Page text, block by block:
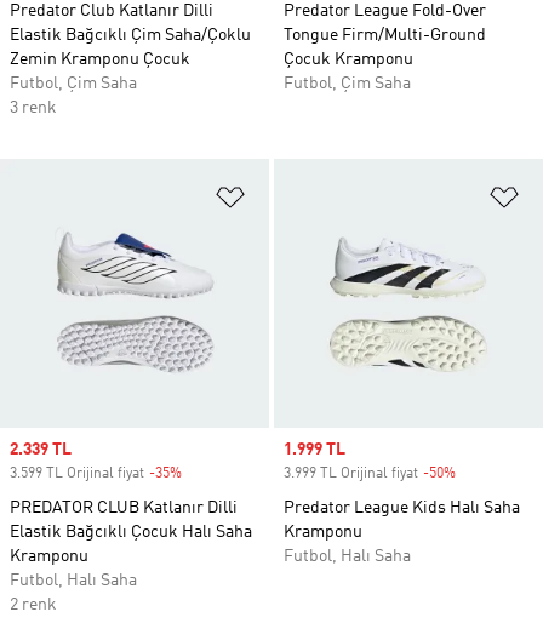
Predator Club Katlanır Dilli
Elastik Bağcıklı Çim Saha/Çoklu
Zemin Kramponu Çocuk
Futbol, Çim Saha
3 renk
Predator League Fold-Over
Tongue Firm/Multi-Ground
Çocuk Kramponu
Futbol, Çim Saha
Sale price
2.339 TL
3.599 TL Orijinal fiyat -35%
PREDATOR CLUB Katlanır Dilli
Elastik Bağcıklı Çocuk Halı Saha
Kramponu
Futbol, Halı Saha
2 renk
Sale price
1.999 TL
3.999 TL Orijinal fiyat -50%
Predator League Kids Halı Saha
Kramponu
Futbol, Halı Saha